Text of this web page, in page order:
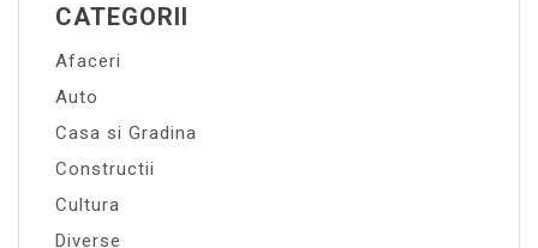
CATEGORII
Afaceri
Auto
Casa si Gradina
Constructii
Cultura
Diverse